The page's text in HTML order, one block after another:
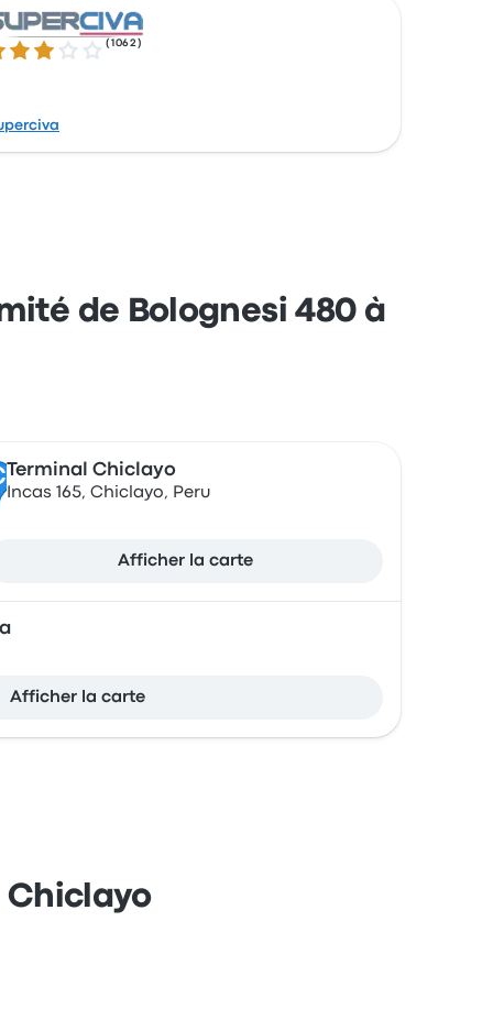
sur 5 étoiles( 1062 )
de Bolognesi 480 à
Terminal Chiclayo
Incas 165, Chiclayo, Peru
Afficher la carte
Afficher la carte
Chiclayo